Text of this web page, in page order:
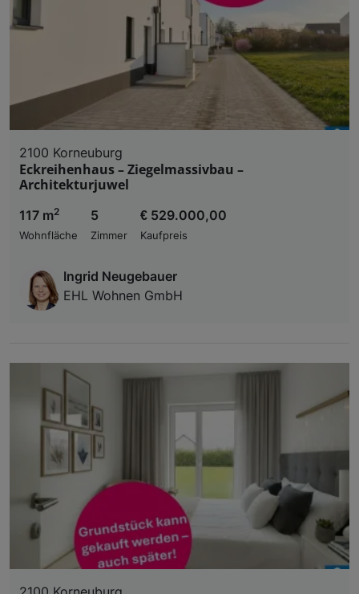
2100 Korneuburg
Eckreihenhaus – Ziegelmassivbau –
Architekturjuwel
117 m2
Wohnfläche
5
Zimmer
€ 529.000,00
Kaufpreis
Ingrid Neugebauer
EHL Wohnen GmbH